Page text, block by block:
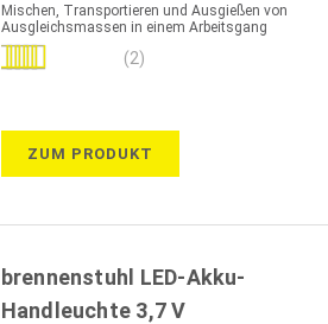
Mischen, Transportieren und Ausgießen von
Ausgleichsmassen in einem Arbeitsgang
Bewertung:
(2)
ZUM PRODUKT
brennenstuhl LED-Akku-
Handleuchte 3,7 V